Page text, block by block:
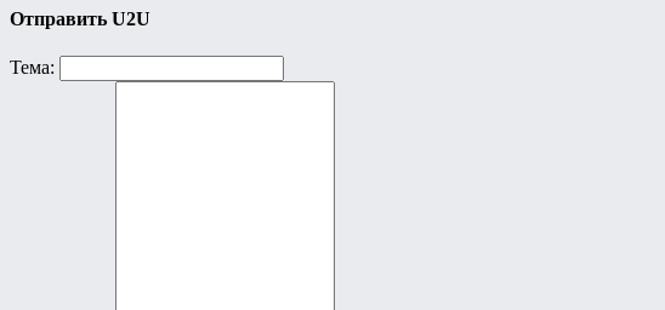
Отправить U2U
Тема: